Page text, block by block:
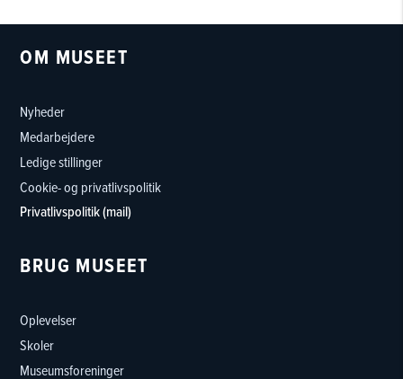
OM MUSEET
Nyheder
Medarbejdere
Ledige stillinger
Cookie- og privatlivspolitik
Privatlivspolitik (mail)
BRUG MUSEET
Oplevelser
Skoler
Museumsforeninger